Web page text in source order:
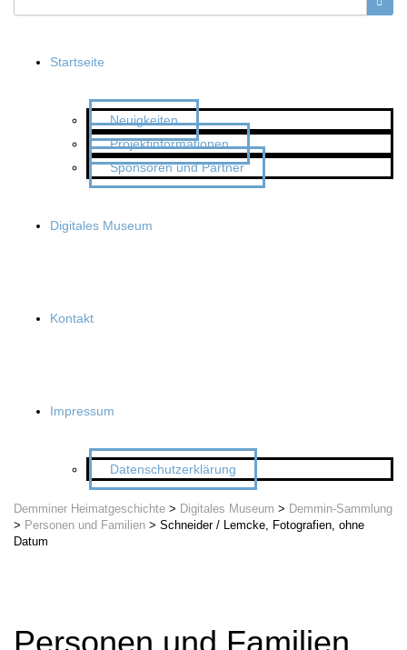
Startseite
Neuigkeiten
Projektinformationen
Sponsoren und Partner
Digitales Museum
Kontakt
Impressum
Datenschutzerklärung
Demminer Heimatgeschichte > Digitales Museum > Demmin-Sammlung
> Personen und Familien > Schneider / Lemcke, Fotografien, ohne
Datum
Personen und Familien